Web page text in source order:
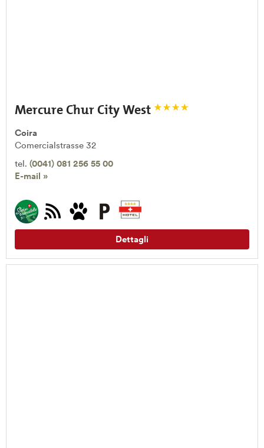
Mercure Chur City West
Coira
Comercialstrasse 32
tel. (0041) 081 256 55 00
E-mail »
Dettagli